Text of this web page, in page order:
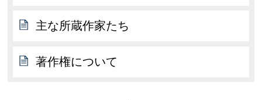
主な所蔵作家たち
著作権について